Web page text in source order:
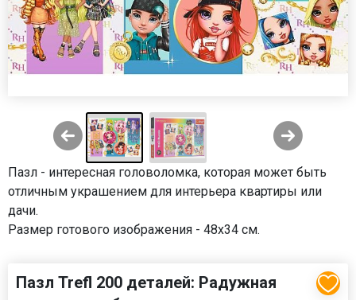
Пазл - интересная головоломка, которая может быть
отличным украшением для интерьера квартиры или
дачи.
Размер готового изображения - 48х34 см.
Пазл Trefl 200 деталей: Радужная